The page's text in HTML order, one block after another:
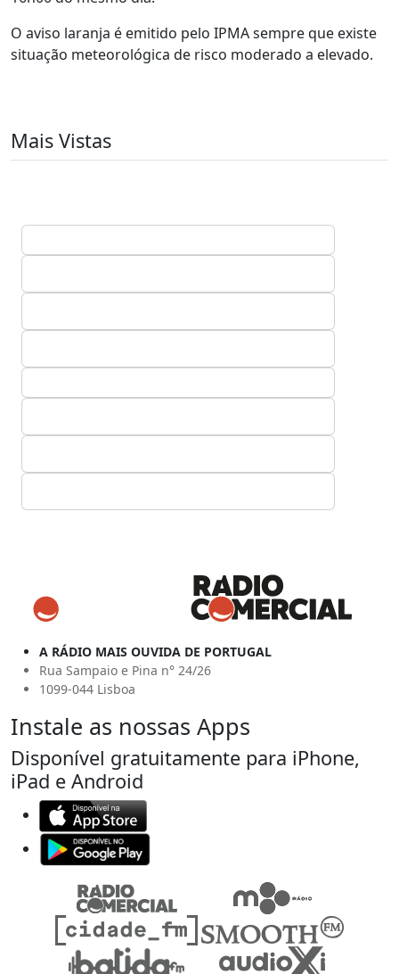
O aviso laranja é emitido pelo IPMA sempre que existe
situação meteorológica de risco moderado a elevado.
Mais Vistas
A RÁDIO MAIS OUVIDA DE PORTUGAL
Rua Sampaio e Pina n° 24/26
1099-044 Lisboa
Instale as nossas Apps
Disponível gratuitamente para iPhone,
iPad e Android